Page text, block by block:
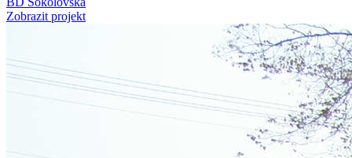
Zobrazit projekt